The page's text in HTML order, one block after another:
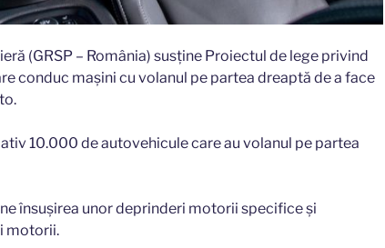
(GRSP – România) susține Proiectul de lege privind
conduc mașini cu volanul pe partea dreaptă de a face
10.000 de autovehicule care au volanul pe partea
însuşirea unor deprinderi motorii specifice şi
motorii.